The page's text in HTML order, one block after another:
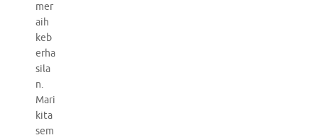
mer
aih
keb
erha
sila
n.
Mari
kita
sem